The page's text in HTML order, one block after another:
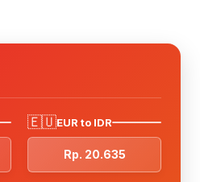
🇪🇺EUR to IDR
Rp. 20.635